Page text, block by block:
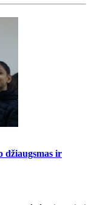
džiaugsmas ir